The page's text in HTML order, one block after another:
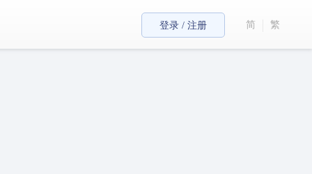
登录 / 注册 简 繁